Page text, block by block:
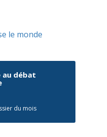
le monde
au débat
du mois